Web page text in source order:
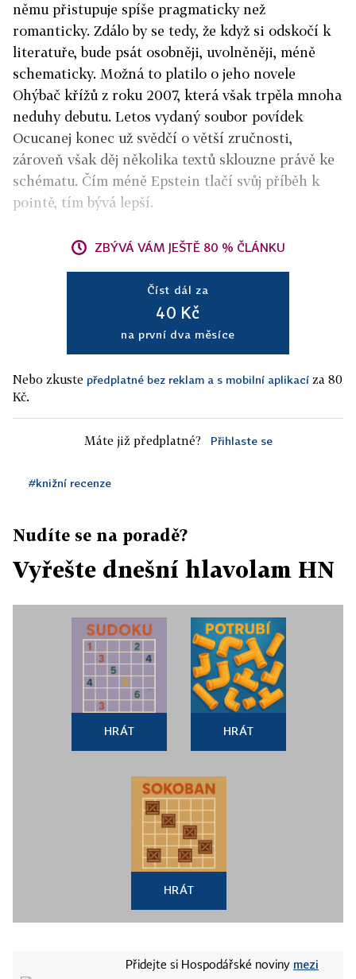
němu přistupuje spíše pragmaticky než
romanticky. Zdálo by se tedy, že když si odskočí k
literatuře, bude psát osobněji, uvolněněji, méně
schematicky. Možná to platilo o jeho novele
Ohýbač křížů z roku 2007, která však trpěla mnoha
neduhy debutu. Letos vydaný soubor povídek
Ocucanej konec už svědčí o větší zručnosti,
zároveň však děj několika textů sklouzne právě ke
schématu. Čím méně Epstein tlačí svůj příběh k
pointě, tím bývá lepší.
ZBÝVÁ VÁM JEŠTĚ 80 % ČLÁNKU
Číst dál za
40 Kč
na první dva měsíce
Nebo zkuste předplatné bez reklam a s mobilní aplikací za 80
Kč.
Máte již předplatné? Přihlaste se
#knižní recenze
Nudíte se na poradě?
Vyřešte dnešní hlavolam HN
HRÁT HRÁT
HRÁT
Přidejte si Hospodářské noviny mezi